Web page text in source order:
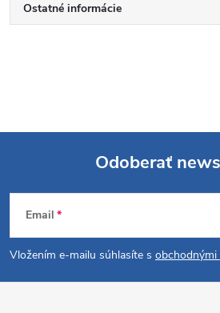
Ostatné informácie
Z
á
p
Odoberať
Email
Vložením e-mailu súhlasíte s obchodnými